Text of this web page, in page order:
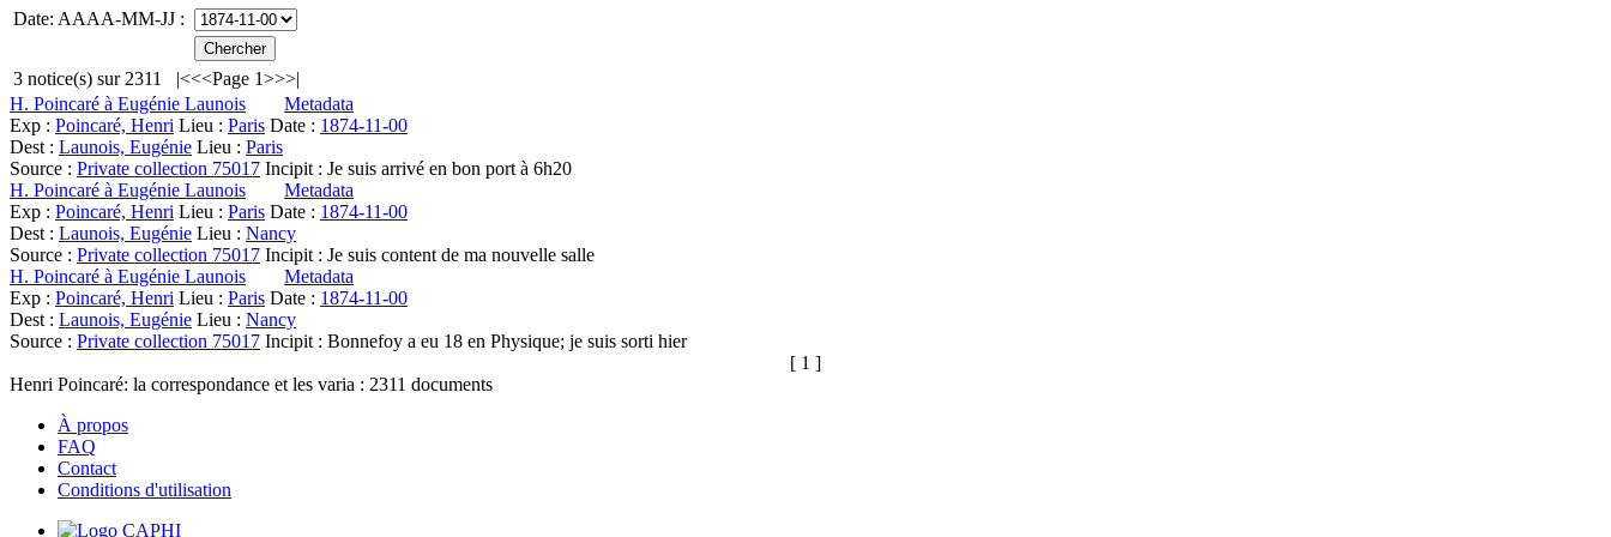
Date: AAAA-MM-JJ :
3 notice(s) sur 2311 |<<<Page 1>>>|
H. Poincaré à Eugénie Launois
Metadata
Exp : Poincaré, Henri Lieu : Paris Date : 1874-11-00
Dest : Launois, Eugénie Lieu : Paris
Source : Private collection 75017 Incipit : Je suis arrivé en bon port à 6h20
H. Poincaré à Eugénie Launois
Metadata
Exp : Poincaré, Henri Lieu : Paris Date : 1874-11-00
Dest : Launois, Eugénie Lieu : Nancy
Source : Private collection 75017 Incipit : Je suis content de ma nouvelle salle
H. Poincaré à Eugénie Launois
Metadata
Exp : Poincaré, Henri Lieu : Paris Date : 1874-11-00
Dest : Launois, Eugénie Lieu : Nancy
Source : Private collection 75017 Incipit : Bonnefoy a eu 18 en Physique; je suis sorti hier
[ 1 ]
Henri Poincaré: la correspondance et les varia : 2311 documents
À propos
FAQ
Contact
Conditions d'utilisation